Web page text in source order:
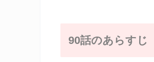
90話のあらすじ